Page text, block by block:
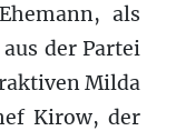
als
der Partei
Milda
Kirow, der